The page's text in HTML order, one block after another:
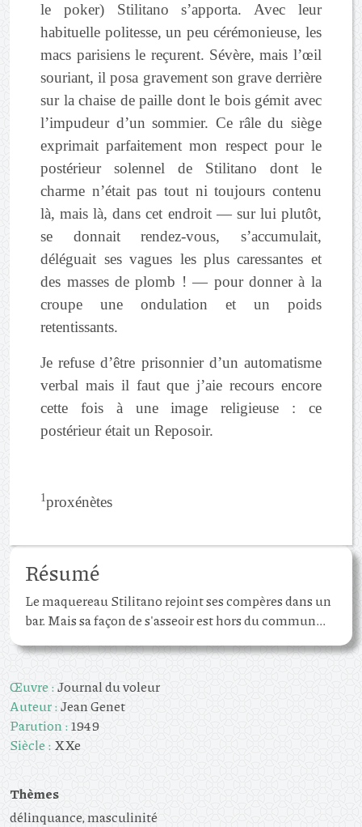
le poker) Stilitano s’apporta. Avec leur
habituelle politesse, un peu cérémonieuse, les
macs parisiens le reçurent. Sévère, mais l’œil
souriant, il posa gravement son grave derrière
sur la chaise de paille dont le bois gémit avec
l’impudeur d’un sommier. Ce râle du siège
exprimait parfaitement mon respect pour le
postérieur solennel de Stilitano dont le
charme n’était pas tout ni toujours contenu
là, mais là, dans cet endroit — sur lui plutôt,
se donnait rendez-vous, s’accumulait,
déléguait ses vagues les plus caressantes et
des masses de plomb ! — pour donner à la
croupe une ondulation et un poids
retentissants.
Je refuse d’être prisonnier d’un automatisme
verbal mais il faut que j’aie recours encore
cette fois à une image religieuse : ce
postérieur était un Reposoir.
1proxénètes
Résumé
Le maquereau Stilitano rejoint ses compères dans un
bar. Mais sa façon de s'asseoir est hors du commun...
Œuvre :Journal du voleur
Auteur :Jean Genet
Parution :1949
Siècle : XXe
Thèmes
délinquance, masculinité